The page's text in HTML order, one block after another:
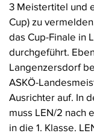
3 Meistertitel und
Cup) zu
das Cup-Finale in
durchgeführt.
Langenzersdorf
ASKÖ-
Ausrichter auf. In
muss LEN/2 nach
in die 1. Klasse.